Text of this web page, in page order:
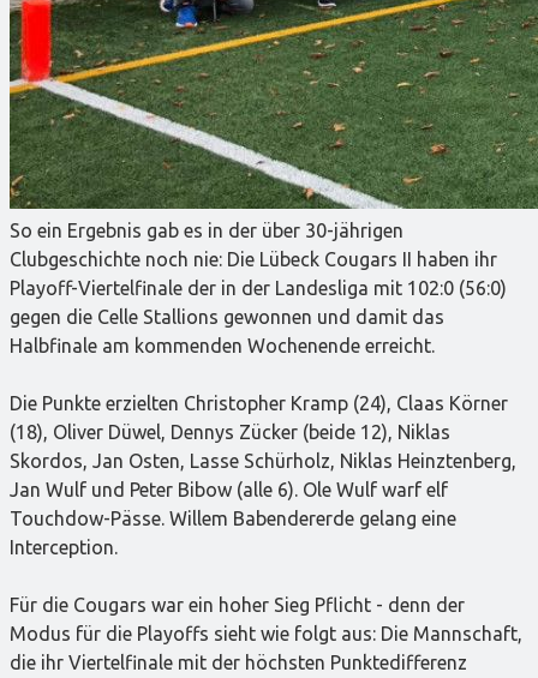
So ein Ergebnis gab es in der über 30-jährigen
Clubgeschichte noch nie: Die Lübeck Cougars II haben ihr
Playoff-Viertelfinale der in der Landesliga mit 102:0 (56:0)
gegen die Celle Stallions gewonnen und damit das
Halbfinale am kommenden Wochenende erreicht.
Die Punkte erzielten Christopher Kramp (24), Claas Körner
(18), Oliver Düwel, Dennys Zücker (beide 12), Niklas
Skordos, Jan Osten, Lasse Schürholz, Niklas Heinztenberg,
Jan Wulf und Peter Bibow (alle 6). Ole Wulf warf elf
Touchdow-Pässe. Willem Babendererde gelang eine
Interception.
Für die Cougars war ein hoher Sieg Pflicht - denn der
Modus für die Playoffs sieht wie folgt aus: Die Mannschaft,
die ihr Viertelfinale mit der höchsten Punktedifferenz